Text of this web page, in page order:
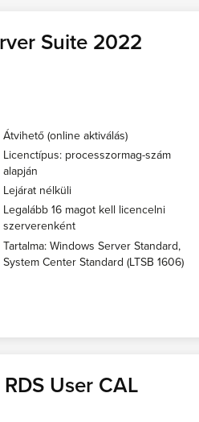
Suite 2022
Átvihető (online aktiválás)
Licenctípus: processzormag-szám
alapján
Lejárat nélküli
Legalább 16 magot kell licencelni
szerverenként
Tartalma: Windows Server Standard,
System Center Standard (LTSB 1606)
User CAL